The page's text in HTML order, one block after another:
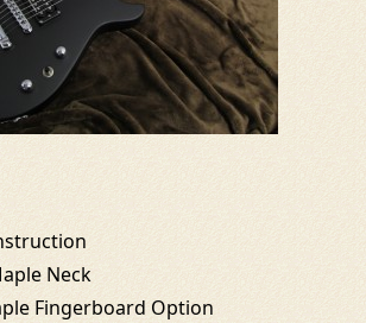
Neck
Fingerboard Option